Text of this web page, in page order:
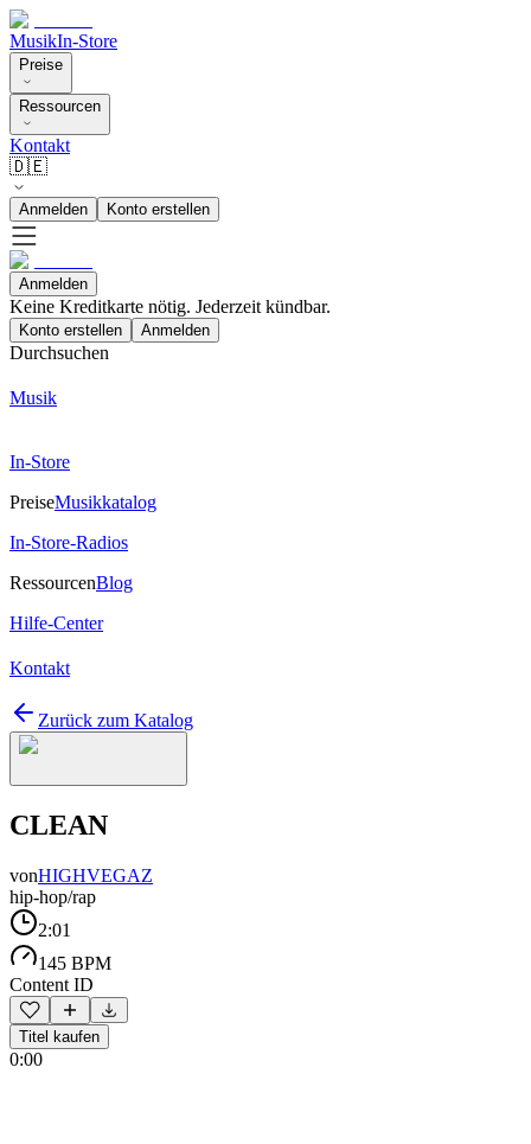
MusikIn-Store
Preise
Ressourcen
Kontakt
🇩🇪
Anmelden Konto erstellen
Anmelden
Keine Kreditkarte nötig. Jederzeit kündbar.
Konto erstellen Anmelden
Durchsuchen
Musik
In-Store
PreiseMusikkatalog
In-Store-Radios
RessourcenBlog
Hilfe-Center
Kontakt
Zurück zum Katalog
CLEAN
vonHIGHVEGAZ
hip-hop/rap
2:01
145 BPM
Content ID
Titel kaufen
0:00